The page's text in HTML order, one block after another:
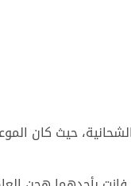
السباق المحلي السادس